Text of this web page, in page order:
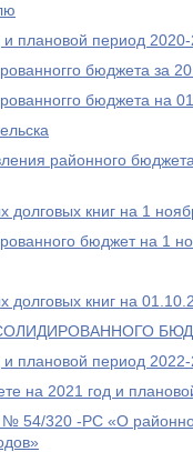
плановой период
бюджета за
бюджета на
районного
долговых книг на 1
бюджет на 1
долговых книг на
плановой период
на 2021 год и
54/320 -РС «О